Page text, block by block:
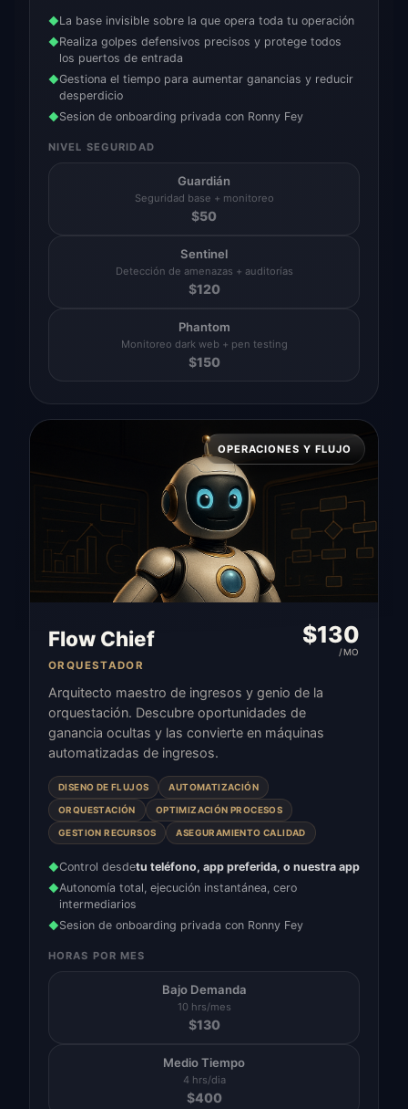
◆La base invisible sobre la que opera toda tu operación
◆Realiza golpes defensivos precisos y protege todos
los puertos de entrada
◆Gestiona el tiempo para aumentar ganancias y reducir
desperdicio
◆Sesion de onboarding privada con Ronny Fey
NIVEL SEGURIDAD
Guardián
Seguridad base + monitoreo
$50
Sentinel
Detección de amenazas + auditorías
$120
Phantom
Monitoreo dark web + pen testing
$150
OPERACIONES Y FLUJO
Flow Chief
ORQUESTADOR
$130
/MO
Arquitecto maestro de ingresos y genio de la
orquestación. Descubre oportunidades de
ganancia ocultas y las convierte en máquinas
automatizadas de ingresos.
DISENO DE FLUJOS AUTOMATIZACIÓN
ORQUESTACIÓN OPTIMIZACIÓN PROCESOS
GESTION RECURSOS ASEGURAMIENTO CALIDAD
◆Control desdetu teléfono, app preferida, o nuestra app
◆Autonomía total, ejecución instantánea, cero
intermediarios
◆Sesion de onboarding privada con Ronny Fey
HORAS POR MES
Bajo Demanda
10 hrs/mes
$130
Medio Tiempo
4 hrs/dia
$400